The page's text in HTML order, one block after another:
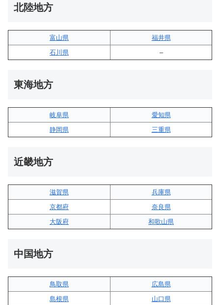
北陸地方
富山県
福井県
石川県
–
東海地方
岐阜県
愛知県
静岡県
三重県
近畿地方
滋賀県
兵庫県
京都府
奈良県
大阪府
和歌山県
中国地方
鳥取県
広島県
島根県
山口県